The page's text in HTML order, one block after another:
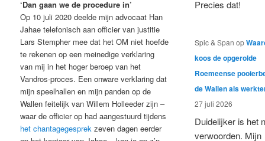
‘Dan gaan we de procedure in’
Op 10 juli 2020 deelde mijn advocaat Han
Jahae telefonisch aan officier van justitie
Lars Stempher mee dat het OM niet hoefde
te rekenen op een meinedige verklaring
van mij in het hoger beroep van het
Vandros-proces. Een onware verklaring dat
mijn speelhallen en mijn panden op de
Wallen feitelijk van Willem Holleeder zijn –
waar de officier op had aangestuurd tijdens
het chantagegesprek zeven dagen eerder
Precies dat!
Spic & Span op
koos de opgerolde
Roemeense
de Wallen als
27 juli 2026
Duidelijker is het
verwoorden. Mijn